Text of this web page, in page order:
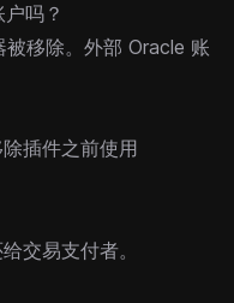
吗？
移除。外部 Oracle 账
插件之前使用
交易支付者。